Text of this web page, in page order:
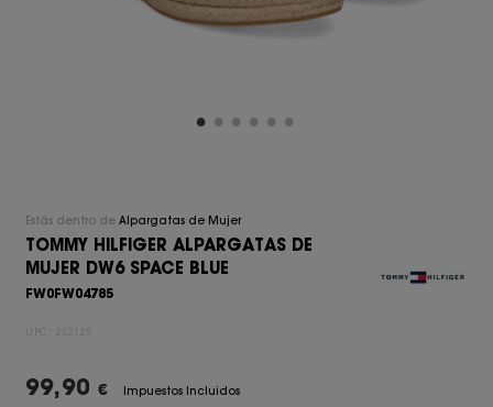
Estás dentro de Alpargatas de Mujer
TOMMY HILFIGER ALPARGATAS DE
MUJER DW6 SPACE BLUE
FW0FW04785
UPC: 252125
99,90 € Impuestos Incluidos